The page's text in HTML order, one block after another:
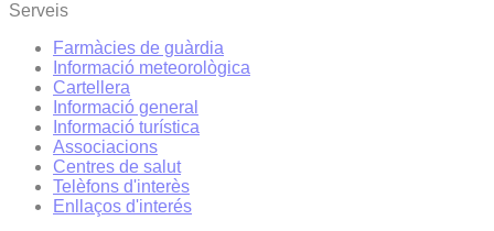
Serveis
Farmàcies de guàrdia
Informació meteorològica
Cartellera
Informació general
Informació turística
Associacions
Centres de salut
Telèfons d'interès
Enllaços d'interés